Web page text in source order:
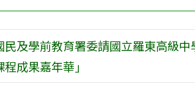
民及學前教育署委請國立羅東高級
成果嘉年華」